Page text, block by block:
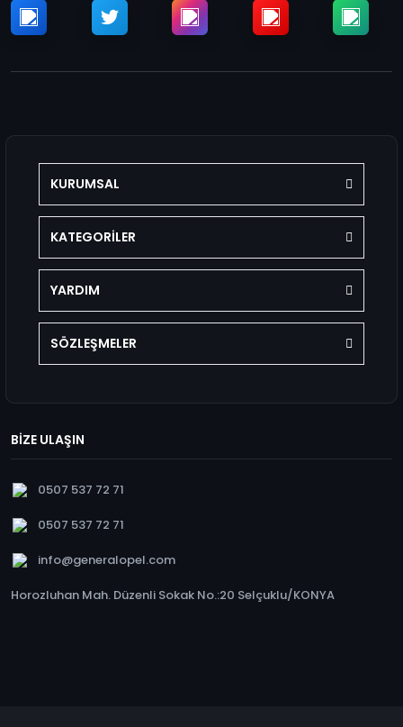
KURUMSAL
KATEGORİLER
YARDIM
SÖZLEŞMELER
BİZE ULAŞIN
0507 537 72 71
0507 537 72 71
info@generalopel.com
Horozluhan Mah. Düzenli Sokak No.:20 Selçuklu/KONYA